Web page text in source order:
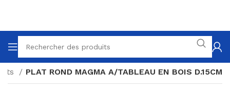
PLAT ROND MAGMA A/TABLEAU EN BOIS D.15CM